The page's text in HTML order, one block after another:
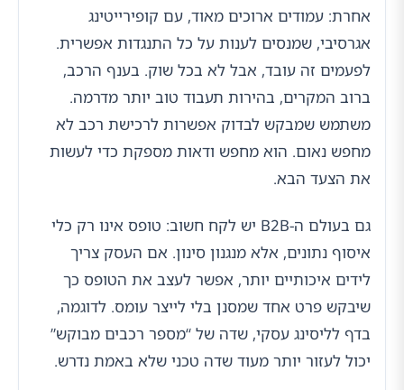
אחרת: עמודים ארוכים מאוד, עם קופירייטינג
אגרסיבי, שמנסים לענות על כל התנגדות אפשרית.
לפעמים זה עובד, אבל לא בכל שוק. בענף הרכב,
ברוב המקרים, בהירות תעבוד טוב יותר מדרמה.
משתמש שמבקש לבדוק אפשרות לרכישת רכב לא
מחפש נאום. הוא מחפש ודאות מספקת כדי לעשות
את הצעד הבא.
גם בעולם ה-B2B יש לקח חשוב: טופס אינו רק כלי
איסוף נתונים, אלא מנגנון סינון. אם העסק צריך
לידים איכותיים יותר, אפשר לעצב את הטופס כך
שיבקש פרט אחד שמסנן בלי לייצר עומס. לדוגמה,
בדף לליסינג עסקי, שדה של “מספר רכבים מבוקש”
יכול לעזור יותר מעוד שדה טכני שלא באמת נדרש.